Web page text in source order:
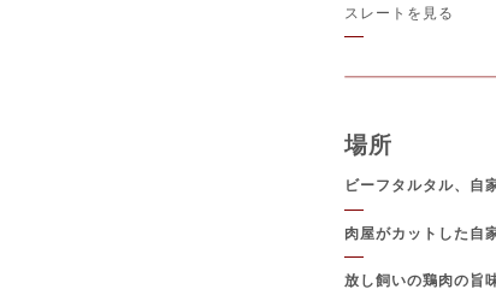
スレートを見る
場所
ビーフタルタル、自
肉屋がカットした自
放し飼いの鶏肉の旨